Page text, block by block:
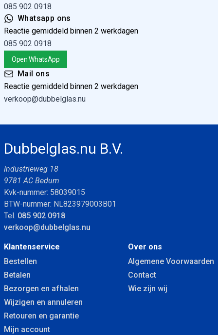
085 902 0918
Whatsapp ons
Reactie gemiddeld binnen 2 werkdagen
085 902 0918
Open WhatsApp
Mail ons
Reactie gemiddeld binnen 2 werkdagen
verkoop@dubbelglas.nu
Dubbelglas.nu B.V.
Industrieweg 18
9781 AC Bedum
Kvk-nummer: 58039015
BTW-nummer: NL823979003B01
Tel. 085 902 0918
verkoop@dubbelglas.nu
Klantenservice
Bestellen
Betalen
Bezorgen en afhalen
Wijzigen en annuleren
Retouren en garantie
Mijn account
Over ons
Algemene Voorwaarden
Contact
Wie zijn wij